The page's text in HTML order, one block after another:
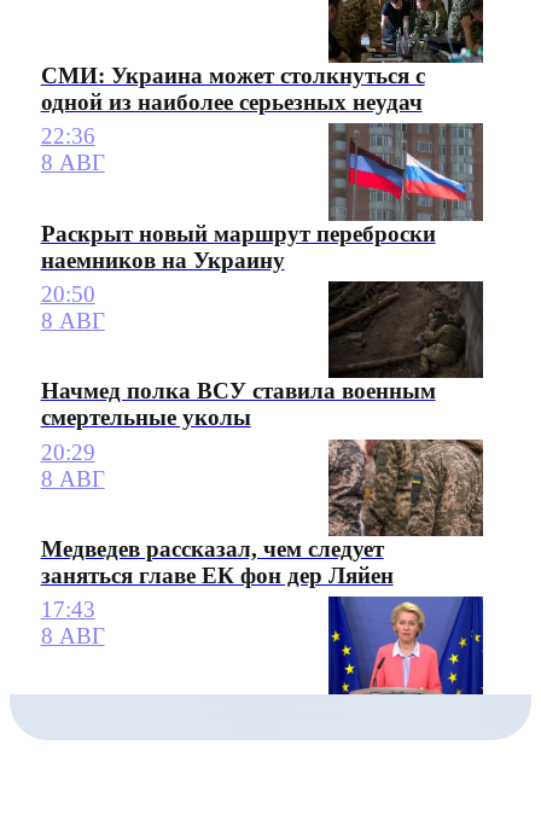
СМИ: Украина может столкнуться с
одной из наиболее серьезных неудач
22:36
8 АВГ
Раскрыт новый маршрут переброски
наемников на Украину
20:50
8 АВГ
Начмед полка ВСУ ставила военным
смертельные уколы
20:29
8 АВГ
Медведев рассказал, чем следует
заняться главе ЕК фон дер Ляйен
17:43
8 АВГ